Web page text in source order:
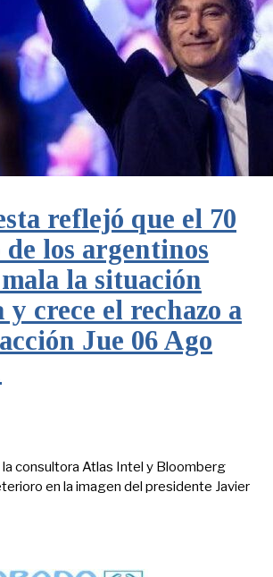
reflejó que el 70
los argentinos
la situación
y crece el rechazo a
Jue 06 Ago
consultora Atlas Intel y Bloomberg
en la imagen del presidente Javier